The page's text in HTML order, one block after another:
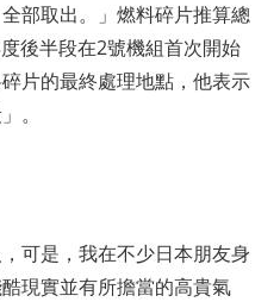
部取出。」燃料碎片推算總
後半段在2號機組首次開始
片的最終處理地點，他表示
。
可是，我在不少日本朋友身
現實並有所擔當的高貴氣